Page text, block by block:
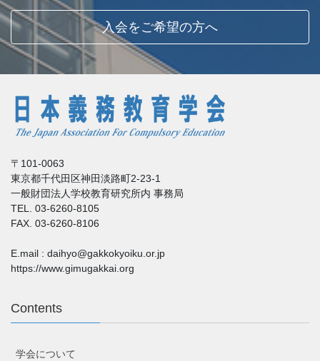
入会をご希望の方へ
〒101-0063
東京都千代田区神田淡路町2-23-1
一般財団法人学校教育研究所内 事務局
TEL. 03-6260-8105
FAX. 03-6260-8106
E.mail : daihyo@gakkokyoiku.or.jp
https://www.gimugakkai.org
Contents
学会について